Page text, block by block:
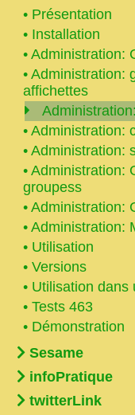
• Présentation
• Installation
• Administration:
• Administration:
affichettes
• Administration:
• Administration:
• Administration:
groupess
• Administration:
• Administration:
• Utilisation
• Versions
• Utilisation dans
• Tests 463
• Démonstration
Sesame
infoPratique
twitterLink